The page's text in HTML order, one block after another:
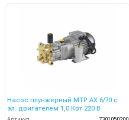
Насос плунжерный MTP AX 6/70 с
эл. двигателем 1,0 Квт 220 В